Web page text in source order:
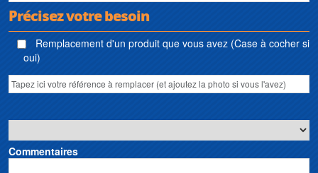
Précisez votre besoin
Remplacement d'un produit que vous avez (Case à cocher si
oui)
Commentaires